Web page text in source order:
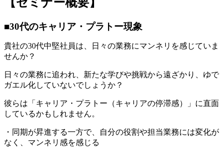
■30代のキャリア・プラトー現象
貴社の30代中堅社員は、日々の業務にマンネリを感じていま
せんか？
日々の業務に追われ、新たな学びや挑戦から遠ざかり、ゆで
ガエル化していないでしょうか？
彼らは「キャリア・プラトー（キャリアの停滞感）」に直面
しているかもしれません。
・同期が昇進する一方で、自分の役割や担当業務には変化が
なく、マンネリ感を感じる